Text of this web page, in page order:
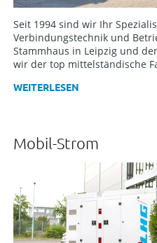
Seit 1994 sind wir Ihr
Verbindungstechnik und
Stammhaus in Leipzig und
wir der top mittelständische
WEITERLESEN
Mobil-Strom